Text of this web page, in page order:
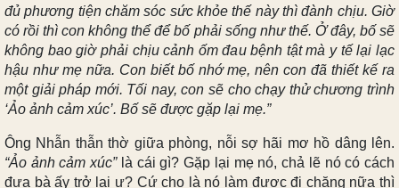
đủ phương tiện chăm sóc sức khỏe thế này thì đành chịu. Giờ
có rồi thì con không thể để bố phải sống như thế. Ở đây, bố sẽ
không bao giờ phải chịu cảnh ốm đau bệnh tật mà y tế lại lạc
hậu như mẹ nữa. Con biết bố nhớ mẹ, nên con đã thiết kế ra
một giải pháp mới. Tối nay, con sẽ cho chạy thử chương trình
‘Ảo ảnh cảm xúc’. Bố sẽ được gặp lại mẹ.”
Ông Nhẫn thẫn thờ giữa phòng, nỗi sợ hãi mơ hồ dâng lên.
“Ảo ảnh cảm xúc”là cái gì? Gặp lại mẹ nó, chả lẽ nó có cách
đưa bà ấy trở lại ư? Cứ cho là nó làm được đi chăng nữa thì